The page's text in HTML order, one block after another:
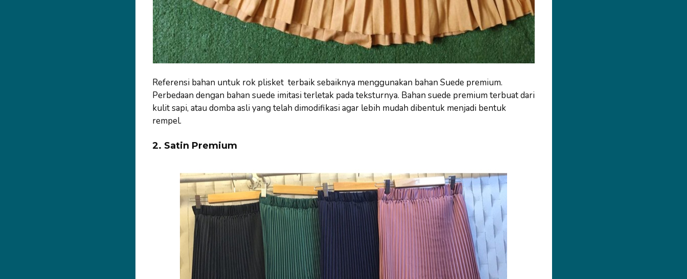
Referensi bahan untuk rok plisket terbaik sebaiknya menggunakan bahan Suede premium.
Perbedaan dengan bahan suede imitasi terletak pada teksturnya. Bahan suede premium terbuat dari
kulit sapi, atau domba asli yang telah dimodifikasi agar lebih mudah dibentuk menjadi bentuk
rempel.
2. Satin Premium